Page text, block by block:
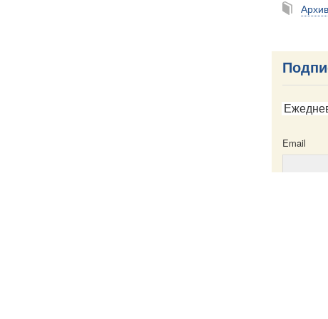
Архив
Email